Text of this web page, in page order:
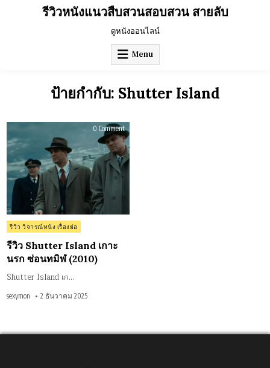
รีวิวหนังแนวสืบสวนสอบสวน สายลับ
ดูหนังออนไลน์
Menu
ป้ายกำกับ: Shutter Island
0 Commenton
รีวิว
Shutter
Island
เกาะ
นรก
ซ่อน
Posted
in
รีวิว วิจารณ์หนัง เรื่องย่อ
รีวิว Shutter Island เกาะ
นรก ซ่อนทมิฬ (2010)
Shutter Island เก…
sexymon 2 ธันวาคม 2025